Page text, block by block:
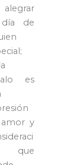
de
es
y
que